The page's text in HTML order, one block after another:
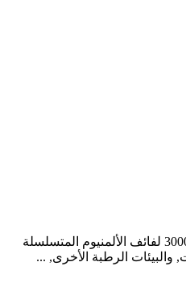
3000 نظرة عامة على لفائف سبائك الألومنيوم سلسلة: 3000 لفائف الالومنيوم سبيكة سلسلة تمثل 3003, 3105 خاصة. يمكن أن يطلق عليه أيضًا ملف الألمنيوم المقاوم للصدأ. 3000 لفائف الألمنيوم المتسلسلة